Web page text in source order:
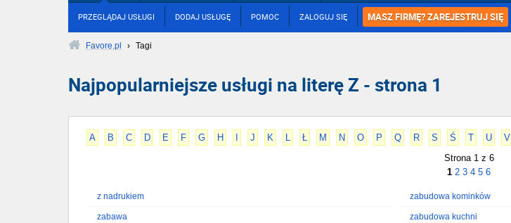
PRZEGLĄDAJ USŁUGI DODAJ USŁUGĘ POMOC ZALOGUJ SIĘ MASZ FIRMĘ? ZAREJESTRUJ SIĘ
Favore.pl › Tagi
Najpopularniejsze usługi na literę Z - strona 1
A B C D E F G H J K L Ł M N O P Q R S Ś T U V
Strona 1 z 6
1 2 3 4 5 6
z nadrukiem
zabawa
zabudowa kominków
zabudowa kuchni